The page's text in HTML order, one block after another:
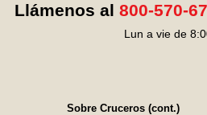
Llámenos al 800-570-
Lun a vie de
Sobre Cruceros (cont.)